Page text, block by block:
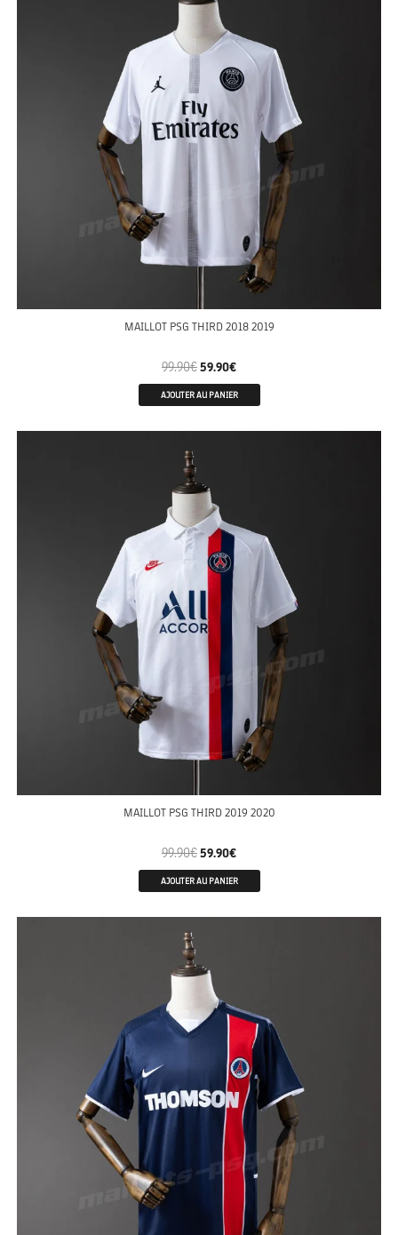
MAILLOT PSG THIRD 2018 2019
99.90€59.90€
AJOUTER AU PANIER
MAILLOT PSG THIRD 2019 2020
99.90€59.90€
AJOUTER AU PANIER